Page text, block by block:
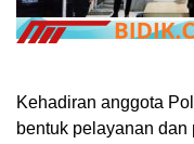
Kehadiran anggota
bentuk pelayanan